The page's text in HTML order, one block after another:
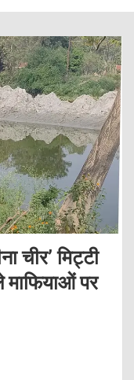
चीर’ मिट्टी
माफियाओं पर